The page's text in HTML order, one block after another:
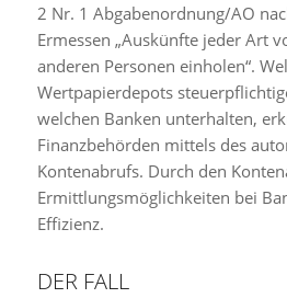
2 Nr. 1 Abgabenordnung/AO
Ermessen „Auskünfte jeder Art
anderen Personen einholen“.
Wertpapierdepots
welchen Banken unterhalten,
Finanzbehörden mittels des
Kontenabrufs. Durch den
Ermittlungsmöglichkeiten bei
Effizienz.
DER FALL